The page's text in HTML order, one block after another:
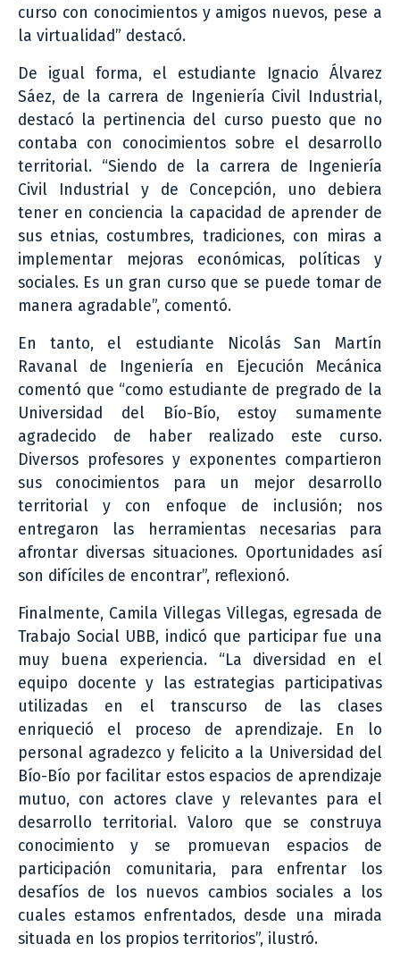
curso con conocimientos y amigos nuevos, pese a
la virtualidad” destacó.
De igual forma, el estudiante Ignacio Álvarez
Sáez, de la carrera de Ingeniería Civil Industrial,
destacó la pertinencia del curso puesto que no
contaba con conocimientos sobre el desarrollo
territorial. “Siendo de la carrera de Ingeniería
Civil Industrial y de Concepción, uno debiera
tener en conciencia la capacidad de aprender de
sus etnias, costumbres, tradiciones, con miras a
implementar mejoras económicas, políticas y
sociales. Es un gran curso que se puede tomar de
manera agradable”, comentó.
En tanto, el estudiante Nicolás San Martín
Ravanal de Ingeniería en Ejecución Mecánica
comentó que “como estudiante de pregrado de la
Universidad del Bío-Bío, estoy sumamente
agradecido de haber realizado este curso.
Diversos profesores y exponentes compartieron
sus conocimientos para un mejor desarrollo
territorial y con enfoque de inclusión; nos
entregaron las herramientas necesarias para
afrontar diversas situaciones. Oportunidades así
son difíciles de encontrar”, reflexionó.
Finalmente, Camila Villegas Villegas, egresada de
Trabajo Social UBB, indicó que participar fue una
muy buena experiencia. “La diversidad en el
equipo docente y las estrategias participativas
utilizadas en el transcurso de las clases
enriqueció el proceso de aprendizaje. En lo
personal agradezco y felicito a la Universidad del
Bío-Bío por facilitar estos espacios de aprendizaje
mutuo, con actores clave y relevantes para el
desarrollo territorial. Valoro que se construya
conocimiento y se promuevan espacios de
participación comunitaria, para enfrentar los
desafíos de los nuevos cambios sociales a los
cuales estamos enfrentados, desde una mirada
situada en los propios territorios”, ilustró.